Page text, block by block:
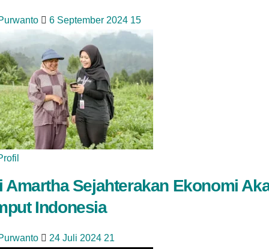
6 September 2024 15
Amartha Sejahterakan Ekonomi
Indonesia
24 Juli 2024 21